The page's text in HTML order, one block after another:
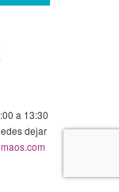
a 13:30
dejar